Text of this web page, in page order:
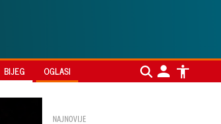
BIJEG OGLASI
NAJNOVIJE